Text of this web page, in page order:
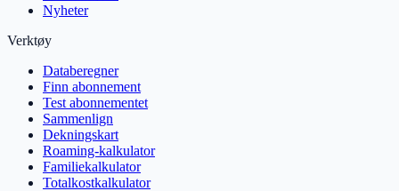
Nyheter
Verktøy
Databeregner
Finn abonnement
Test abonnementet
Sammenlign
Dekningskart
Roaming-kalkulator
Familiekalkulator
Totalkostkalkulator